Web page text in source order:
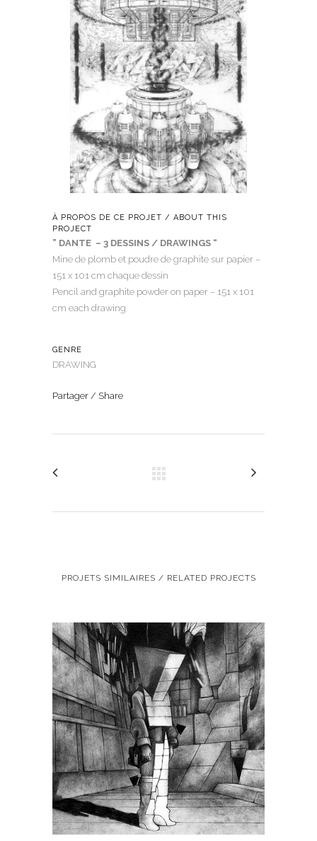
À PROPOS DE CE PROJET / ABOUT THIS
PROJECT
” DANTE – 3 DESSINS / DRAWINGS “
Mine de plomb et poudre de graphite sur papier –
151 x 101 cm chaque dessin
Pencil and graphite powder on paper – 151 x 101
cm each drawing
GENRE
DRAWING
Partager / Share
PROJETS SIMILAIRES / RELATED PROJECTS